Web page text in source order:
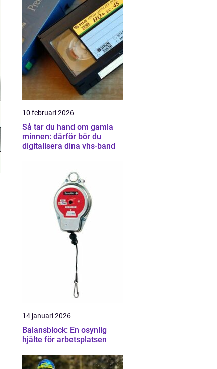
10 februari 2026
Så tar du hand om gamla
minnen: därför bör du
digitalisera dina vhs-band
14 januari 2026
Balansblock: En osynlig
hjälte för arbetsplatsen